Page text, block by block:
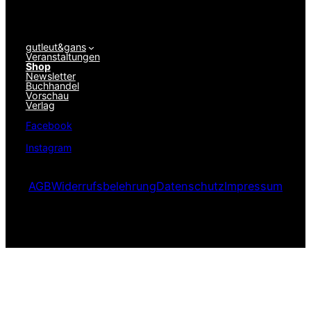
gutleut&gans
Veranstaltungen
Shop
Newsletter
Buchhandel
Vorschau
Verlag
Facebook
Instagram
AGBWiderrufsbelehrungDatenschutzImpressum